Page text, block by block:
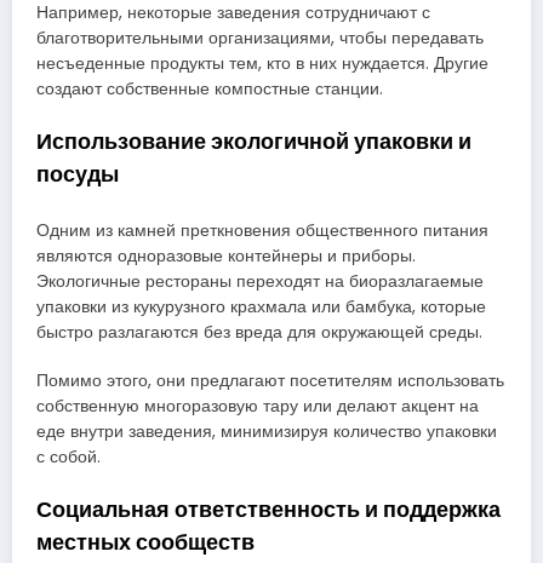
Например, некоторые заведения сотрудничают с
благотворительными организациями, чтобы передавать
несъеденные продукты тем, кто в них нуждается. Другие
создают собственные компостные станции.
Использование экологичной упаковки и
посуды
Одним из камней преткновения общественного питания
являются одноразовые контейнеры и приборы.
Экологичные рестораны переходят на биоразлагаемые
упаковки из кукурузного крахмала или бамбука, которые
быстро разлагаются без вреда для окружающей среды.
Помимо этого, они предлагают посетителям использовать
собственную многоразовую тару или делают акцент на
еде внутри заведения, минимизируя количество упаковки
с собой.
Социальная ответственность и поддержка
местных сообществ